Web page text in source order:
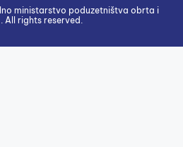
ministarstvo poduzetništva obrta i
All rights reserved.